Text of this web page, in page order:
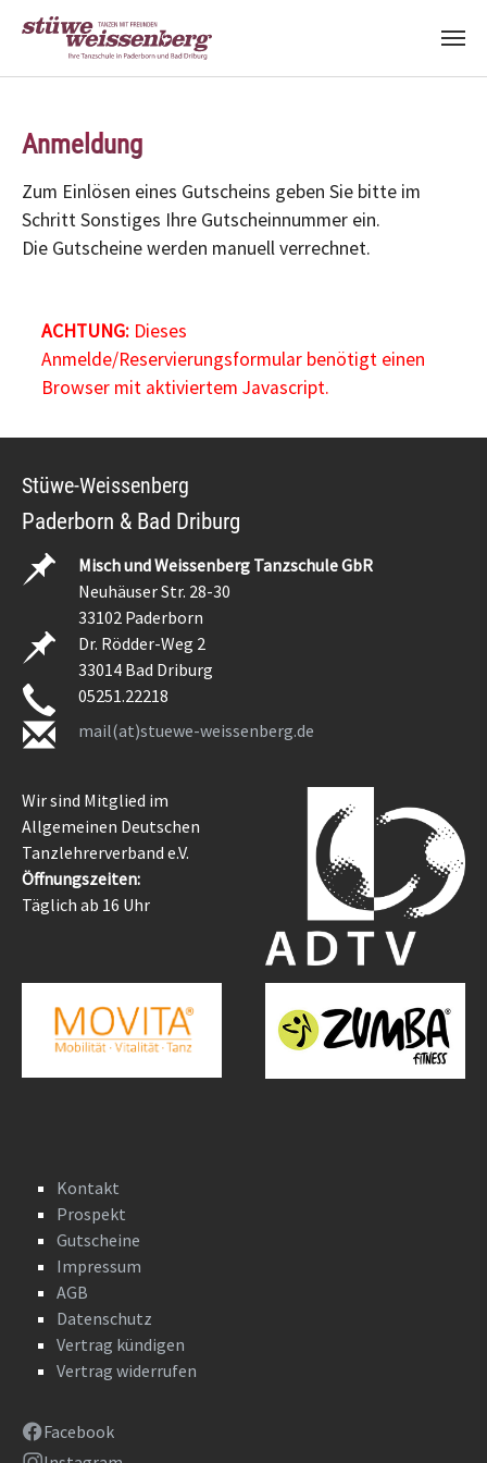
Anmeldung
Zum Einlösen eines Gutscheins geben Sie bitte im
Schritt Sonstiges Ihre Gutscheinnummer ein.
Die Gutscheine werden manuell verrechnet.
ACHTUNG:Dieses
Anmelde/Reservierungsformular benötigt einen
Browser mit aktiviertem Javascript.
Stüwe-Weissenberg
Paderborn & Bad Driburg
Misch und Weissenberg Tanzschule GbR
Neuhäuser Str. 28-30
33102 Paderborn
Dr. Rödder-Weg 2
33014 Bad Driburg
05251.22218
mail(at)stuewe-weissenberg.de
Wir sind Mitglied im
Allgemeinen Deutschen
Tanzlehrerverband e.V.
Öffnungszeiten:
Täglich ab 16 Uhr
Kontakt
Prospekt
Gutscheine
Impressum
AGB
Datenschutz
Vertrag kündigen
Vertrag widerrufen
Facebook